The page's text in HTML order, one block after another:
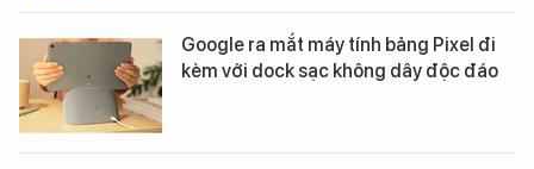
Google ra mắt máy tính bảng Pixel đi
kèm với dock sạc không dây độc đáo